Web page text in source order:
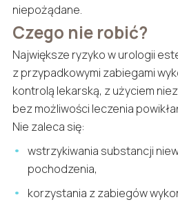
niepożądane.
Czego nie robić?
Największe ryzyko w urologii
z przypadkowymi zabiegami
kontrolą lekarską, z użyciem
bez możliwości leczenia
Nie zaleca się:
wstrzykiwania substancji
pochodzenia,
korzystania z zabiegów